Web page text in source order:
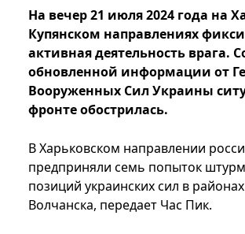
На вечер 21 июля 2024 года на
Купянском направлениях
активная деятельность врага.
обновленной информации от
Вооруженных Сил Украины
фронте обострилась.
В Харьковском направлении
предприняли семь попыток
позиций украинских сил в
Волчанска, передает Час Пик.